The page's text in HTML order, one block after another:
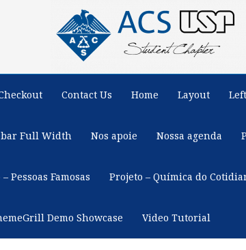
Contact Us Home Layout
Full Width Nos apoie Nossa agenda
Pessoas Famosas Projeto – Química do
Demo Showcase Video Tutorial